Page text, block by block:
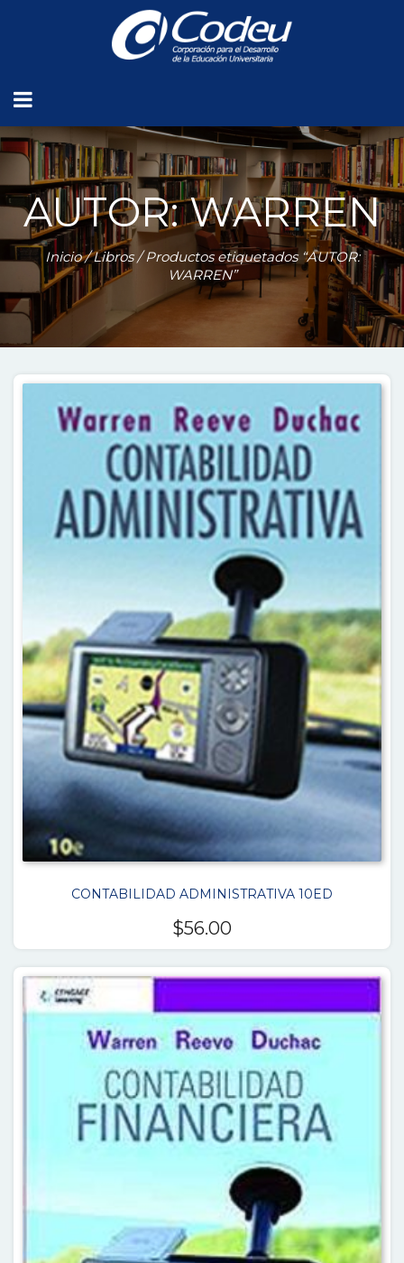
AUTOR: WARREN
Inicio/Libros/ Productos etiquetados “AUTOR:
WARREN”
CONTABILIDAD ADMINISTRATIVA 10ED
$56.00